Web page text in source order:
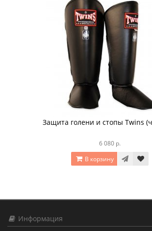
Защита голени и стопы Twins
6 080 р.
В корзину
Информация